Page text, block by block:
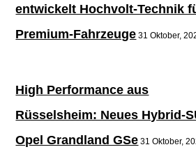
entwickelt Hochvolt-Technik
Premium-Fahrzeuge 31 Oktober,
High Performance aus
Rüsselsheim: Neues Hybrid-
Opel Grandland GSe 31 Oktober,